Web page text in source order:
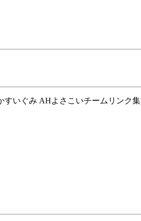
すいぐみ AHよさこいチームリンク集